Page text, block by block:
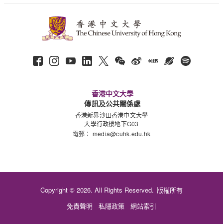
香港中文大學
傳訊及公共關係處
香港新界沙田香港中文大學
大學行政樓地下G03
電郵： media@cuhk.edu.hk
Copyright © 2026. All Rights Reserved. 版權所有
免責聲明
私隱政策 網站索引